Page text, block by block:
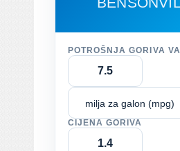
POTROŠNJA GORIVA
milja za galon (mpg)
CIJENA GORIVA